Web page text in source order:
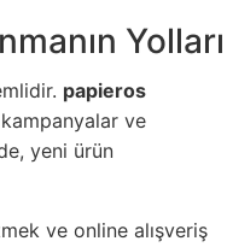
Yolları
papieros
ve
yeni ürün
ve online alışveriş